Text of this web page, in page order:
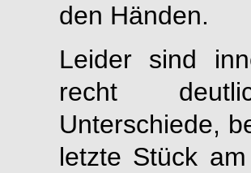
den Händen.
Leider sind
recht
Unterschiede,
letzte Stück